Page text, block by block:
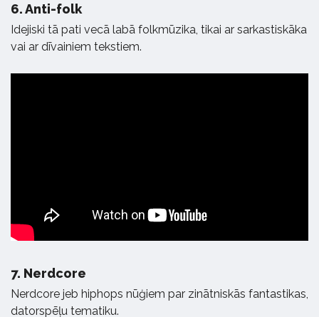
6.Anti-folk
Idejiski tā pati vecā labā folkmūzika, tikai ar sarkastiskāka
vai ar dīvainiem tekstiem.
7. Nerdcore
Nerdcore jeb hiphops nūģiem par zinātniskās fantastikas,
datorspēļu tematiku.